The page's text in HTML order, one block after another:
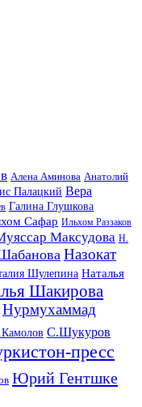
Алена Аминова Анатолий
Палацкий Вера
Галина Глушкова
Сафар Ильхом Раззаков
Максудова Н.
Назокат
Шулепина Наталья
Шакирова
Нурмухаммад
С.Шукуров
пресс
Юрий Гентшке